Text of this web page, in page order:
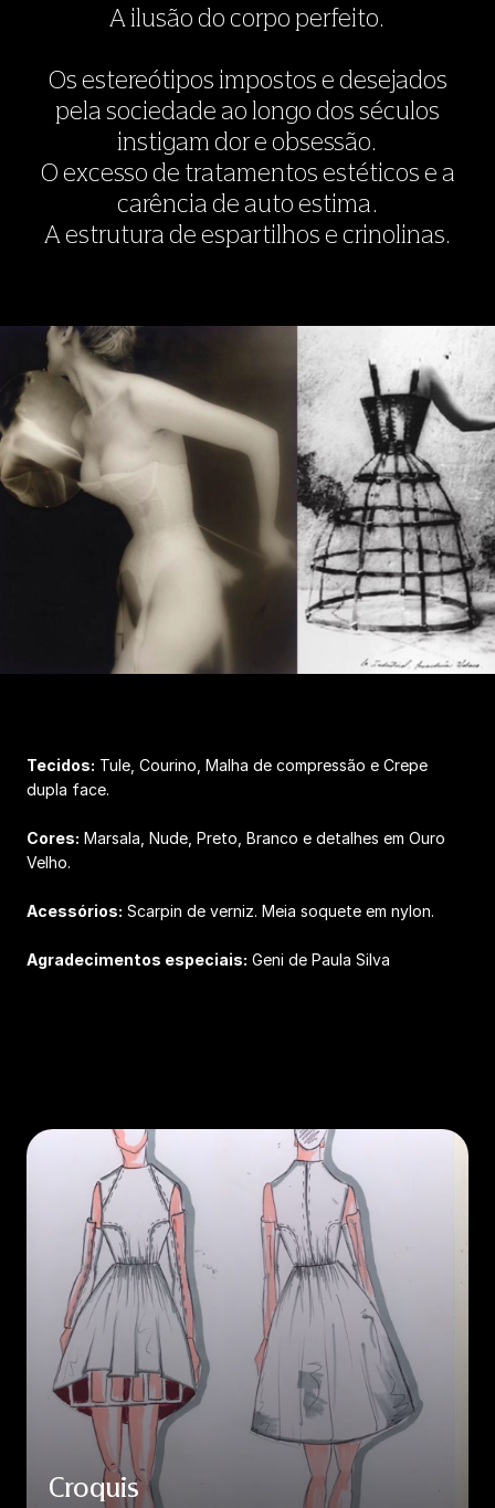
A ilusão do corpo perfeito.
Os estereótipos impostos e desejados
pela sociedade ao longo dos séculos
instigam dor e obsessão.
O excesso de tratamentos estéticos e a
carência de auto estima.
A estrutura de espartilhos e crinolinas.
Tecidos: Tule, Courino, Malha de compressão e Crepe
dupla face.
Cores: Marsala, Nude, Preto, Branco e detalhes em Ouro
Velho.
Acessórios: Scarpin de verniz. Meia soquete em nylon.
Agradecimentos especiais: Geni de Paula Silva
Croquis